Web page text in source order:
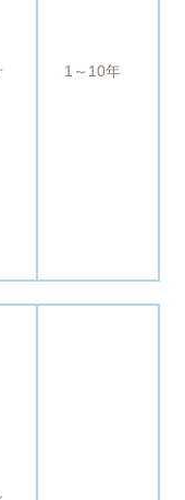
1～10年